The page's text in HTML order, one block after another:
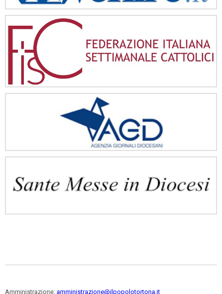
Amministrazione: amministrazione@ilpopolotortona.it